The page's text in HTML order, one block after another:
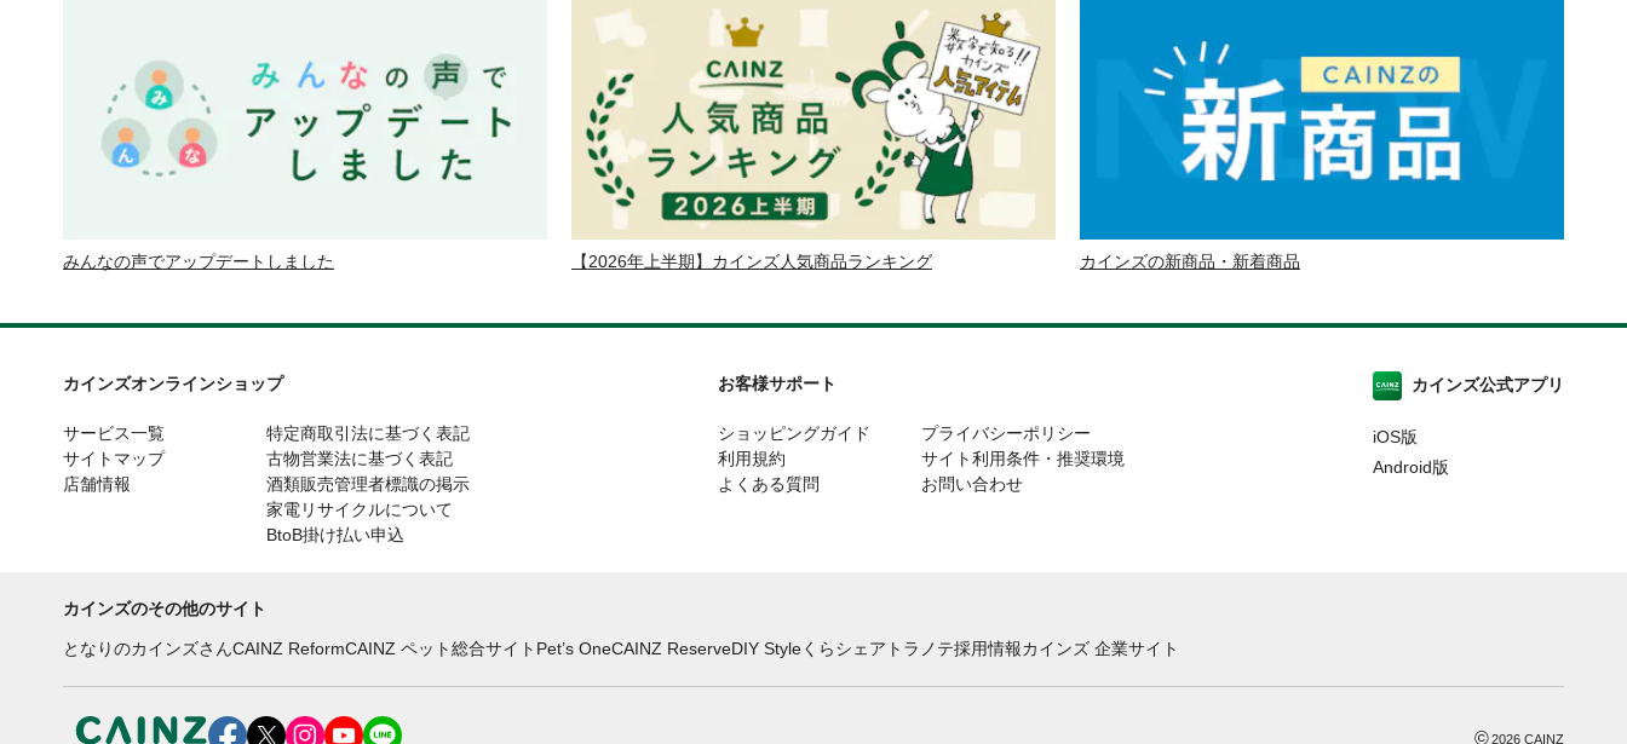
みんなの声でアップデートしました 【2026年上半期】カインズ人気商品ランキング カインズの新商品・新着商品
カインズオンラインショップ
サービス一覧
サイトマップ
店舗情報
特定商取引法に基づく表記
古物営業法に基づく表記
酒類販売管理者標識の掲示
家電リサイクルについて
BtoB掛け払い申込
お客様サポート
ショッピングガイド
利用規約
よくある質問
プライバシーポリシー
サイト利用条件・推奨環境
お問い合わせ
カインズ公式アプリ
iOS版
Android版
カインズのその他のサイト
となりのカインズさんCAINZ ReformCAINZ ペット総合サイト Pet’s OneCAINZ ReserveDIY Styleくらシェア トラノテ採用情報カインズ 企業サイト
©2026 CAINZ